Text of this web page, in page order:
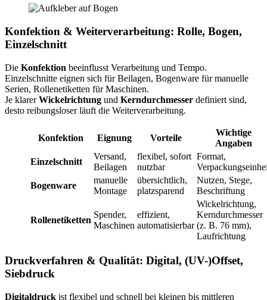
Konfektion & Weiterverarbeitung: Rolle, Bogen,
Einzelschnitt
Die Konfektion beeinflusst Verarbeitung und Tempo.
Einzelschnitte eignen sich für Beilagen, Bogenware für manuelle
Serien, Rollenetiketten für Maschinen.
Je klarerWickelrichtung und Kerndurchmesser definiert sind,
desto reibungsloser läuft die Weiterverarbeitung.
Konfektion Eignung Vorteile
Wichtige
Angaben
Einzelschnitt
Versand,
Beilagen
flexibel, sofort
nutzbar
Format,
Bogenware
manuelle
Montage
übersichtlich,
platzsparend
Nutzen, Stege,
Beschriftung
Rollenetiketten
Spender,
Maschinen
effizient,
automatisierbar
Wickelrichtung,
Kerndurchmesser
(z. B. 76 mm),
Laufrichtung
Druckverfahren & Qualität: Digital, (UV-)Offset,
Siebdruck
Digitaldruck ist flexibel und schnell bei kleinen bis mittleren